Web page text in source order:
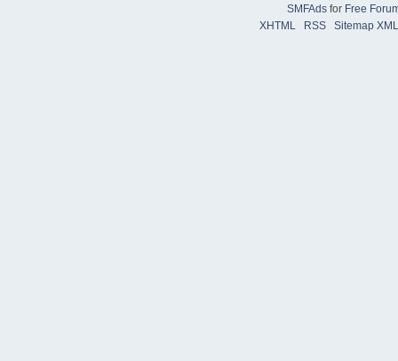
SMFAdsfor Free
XHTML
RSS Sitemap XML